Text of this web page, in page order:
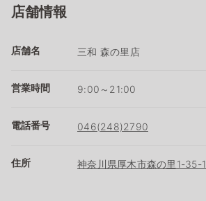
店舗情報
店舗名 三和 森の里店
営業時間 9:00～21:00
電話番号 046(248)2790
住所 神奈川県厚木市森の里1-35-1